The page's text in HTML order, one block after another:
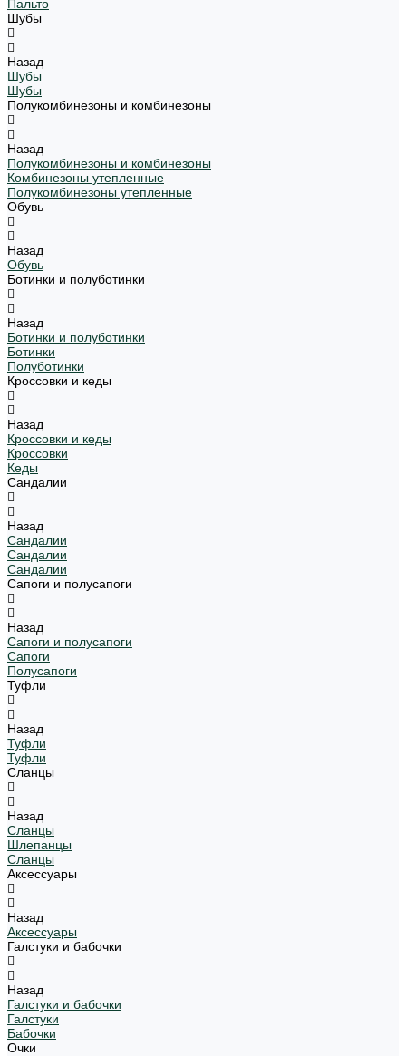
Пальто
Шубы
Назад
Шубы
Шубы
Полукомбинезоны и комбинезоны
Назад
Полукомбинезоны и комбинезоны
Комбинезоны утепленные
Полукомбинезоны утепленные
Обувь
Назад
Обувь
Ботинки и полуботинки
Назад
Ботинки и полуботинки
Ботинки
Полуботинки
Кроссовки и кеды
Назад
Кроссовки и кеды
Кроссовки
Кеды
Сандалии
Назад
Сандалии
Сандалии
Сандалии
Сапоги и полусапоги
Назад
Сапоги и полусапоги
Сапоги
Полусапоги
Туфли
Назад
Туфли
Туфли
Сланцы
Назад
Сланцы
Шлепанцы
Сланцы
Аксессуары
Назад
Аксессуары
Галстуки и бабочки
Назад
Галстуки и бабочки
Галстуки
Бабочки
Очки